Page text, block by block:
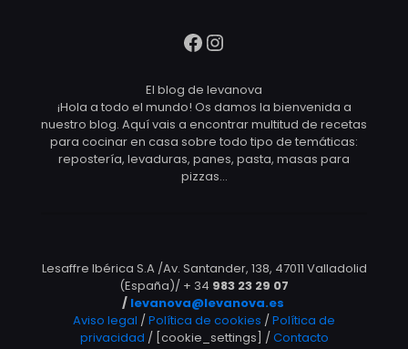
Facebook
Instagram
El blog de levanova
¡Hola a todo el mundo! Os damos la bienvenida a
nuestro blog. Aquí vais a encontrar multitud de recetas
para cocinar en casa sobre todo tipo de temáticas:
repostería, levaduras, panes, pasta, masas para
pizzas…
Lesaffre Ibérica S.A /Av. Santander, 138, 47011 Valladolid
(España)/ + 34 983 23 29 07
/ levanova@levanova.es
Aviso legal /Política de cookies /Política de
privacidad / [cookie_settings] /Contacto